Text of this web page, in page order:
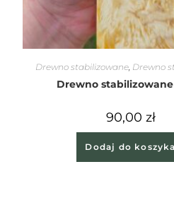
Drewno stabilizowane, Drewno
Drewno stabilizowane
90,00 zł
Dodaj do koszyka